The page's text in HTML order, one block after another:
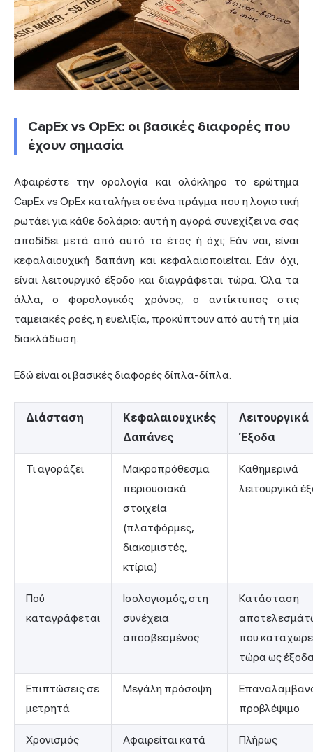
CapEx vs OpEx: οι βασικές διαφορές που
έχουν σημασία
Αφαιρέστε την ορολογία και ολόκληρο το ερώτημα
CapEx vs OpEx καταλήγει σε ένα πράγμα που η λογιστική
ρωτάει για κάθε δολάριο: αυτή η αγορά συνεχίζει να σας
αποδίδει μετά από αυτό το έτος ή όχι; Εάν ναι, είναι
κεφαλαιουχική δαπάνη και κεφαλαιοποιείται. Εάν όχι,
είναι λειτουργικό έξοδο και διαγράφεται τώρα. Όλα τα
άλλα, ο φορολογικός χρόνος, ο αντίκτυπος στις
ταμειακές ροές, η ευελιξία, προκύπτουν από αυτή τη μία
διακλάδωση.
Εδώ είναι οι βασικές διαφορές δίπλα-δίπλα.
Διάσταση
Κεφαλαιουχικές
Δαπάνες
Λειτουργικά
Έξοδα
Τι αγοράζει
Μακροπρόθεσμα
περιουσιακά
στοιχεία
(πλατφόρμες,
διακομιστές,
κτίρια)
Καθημερινά
λειτουργικά
Πού
καταγράφεται
Ισολογισμός, στη
συνέχεια
αποσβεσμένος
Κατάσταση
που
τώρα ως
Επιπτώσεις σε
μετρητά
Μεγάλη πρόσοψη
προβλέψιμο
Χρονισμός
Αφαιρείται κατά
Πλήρως